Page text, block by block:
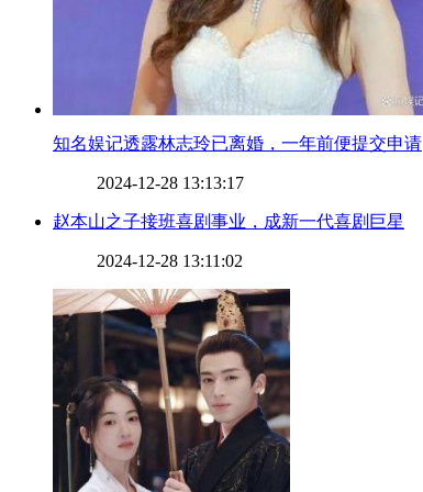
​知名娱记透露林志玲已离婚，一年前便提交申请
2024-12-28 13:13:17
​赵本山之子接班喜剧事业，成新一代喜剧巨星
2024-12-28 13:11:02